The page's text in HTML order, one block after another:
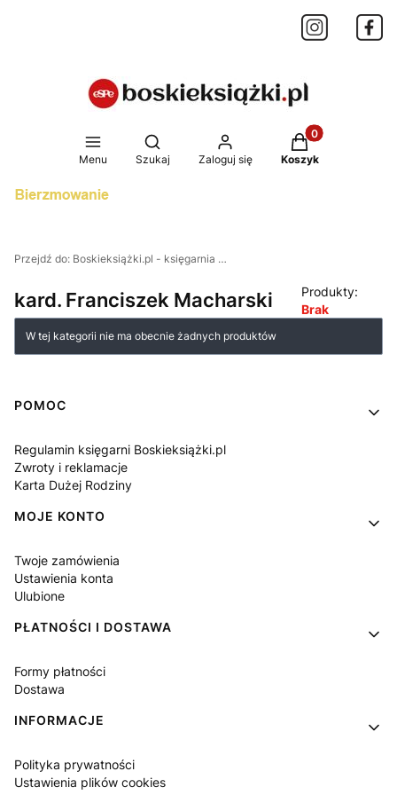
Menu
Otwórz wyszukiwarkę
Szukaj Zaloguj się
Produkty w
Koszyk
Przejdź do: Boskieksiążki.pl - księgarnia internetowa
kard. Franciszek Macharski
Produkty:
Brak
Lista produktów
W tej kategorii nie ma obecnie żadnych produktów
Linki w stopce
POMOC
Regulamin księgarni Boskieksiążki.pl
Zwroty i reklamacje
Karta Dużej Rodziny
MOJE KONTO
Twoje zamówienia
Ustawienia konta
Ulubione
PŁATNOŚCI I DOSTAWA
Formy płatności
Dostawa
INFORMACJE
Polityka prywatności
Ustawienia plików cookies